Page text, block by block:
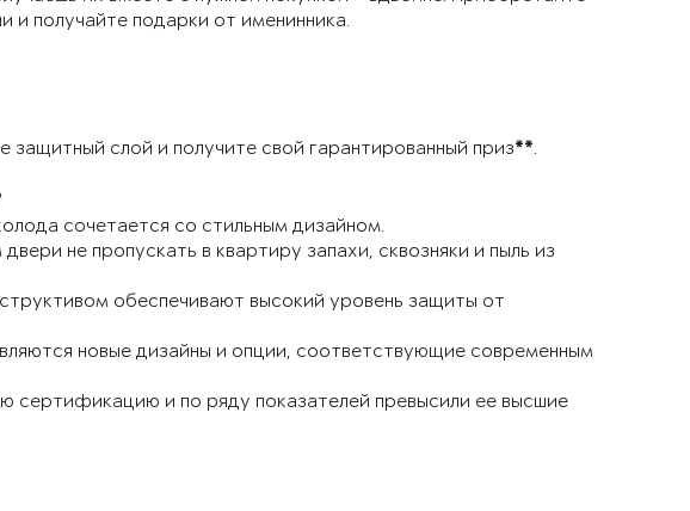
и получайте подарки от именинника.
слой и получите свой гарантированный приз**.
сочетается со стильным дизайном.
не пропускать в квартиру запахи, сквозняки и пыль из
обеспечивают высокий уровень защиты от
новые дизайны и опции, соответствующие современным
сертификацию и по ряду показателей превысили ее высшие